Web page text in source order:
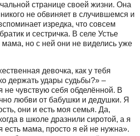
странице своей жизни. Она
никого не обвиняет в случившемся и
изредка, что совсем
и сестричка. В селе Устье
но с ней они не виделись уже
девочка, как у тебя
держать удары судьбы?» –
не чувствую себя обделённой. В
любви от бабушки и дедушки. Я
они и есть моя семья. Да,
в школе дразнили сиротой, а я
есть мама, просто я ей не нужна».